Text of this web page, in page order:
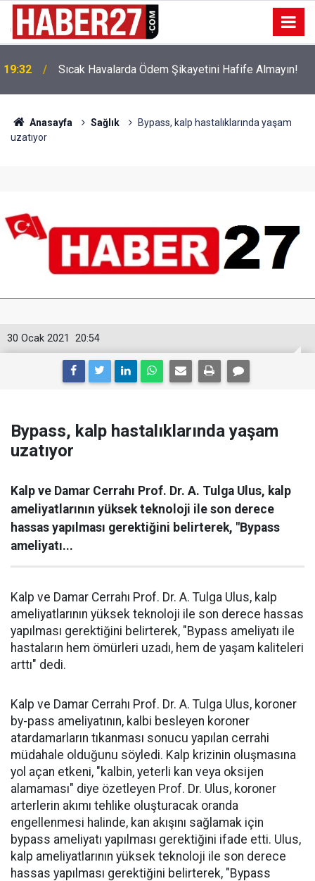
19:32 Sıcak Havalarda Ödem Şikayetini Hafife Almayın!
Anasayfa Sağlık
Bypass, kalp hastalıklarında yaşam
uzatıyor
20:54
30 Ocak 2021
Bypass, kalp hastalıklarında yaşam
uzatıyor
Kalp ve Damar Cerrahı Prof. Dr. A. Tulga Ulus, kalp
ameliyatlarının yüksek teknoloji ile son derece
hassas yapılması gerektiğini belirterek, "Bypass
ameliyatı...
Kalp ve Damar Cerrahı Prof. Dr. A. Tulga Ulus, kalp
ameliyatlarının yüksek teknoloji ile son derece hassas
yapılması gerektiğini belirterek, "Bypass ameliyatı ile
hastaların hem ömürleri uzadı, hem de yaşam kaliteleri
arttı" dedi.
Kalp ve Damar Cerrahı Prof. Dr. A. Tulga Ulus, koroner
by-pass ameliyatının, kalbi besleyen koroner
atardamarların tıkanması sonucu yapılan cerrahi
müdahale olduğunu söyledi. Kalp krizinin oluşmasına
yol açan etkeni, "kalbin, yeterli kan veya oksijen
alamaması" diye özetleyen Prof. Dr. Ulus, koroner
arterlerin akımı tehlike oluşturacak oranda
engellenmesi halinde, kan akışını sağlamak için
bypass ameliyatı yapılması gerektiğini ifade etti. Ulus,
kalp ameliyatlarının yüksek teknoloji ile son derece
hassas yapılması gerektiğini belirterek, "Bypass